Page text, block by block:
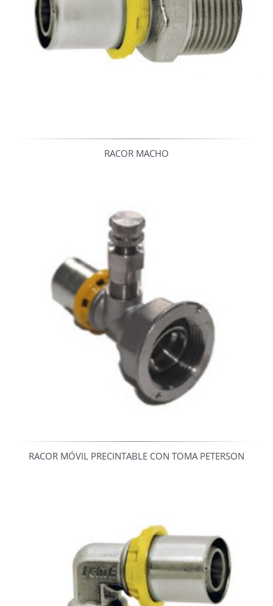
RACOR MACHO
RACOR MÓVIL PRECINTABLE CON TOMA PETERSON